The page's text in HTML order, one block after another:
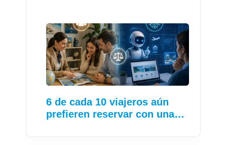
6 de cada 10 viajeros aún
prefieren reservar con una…